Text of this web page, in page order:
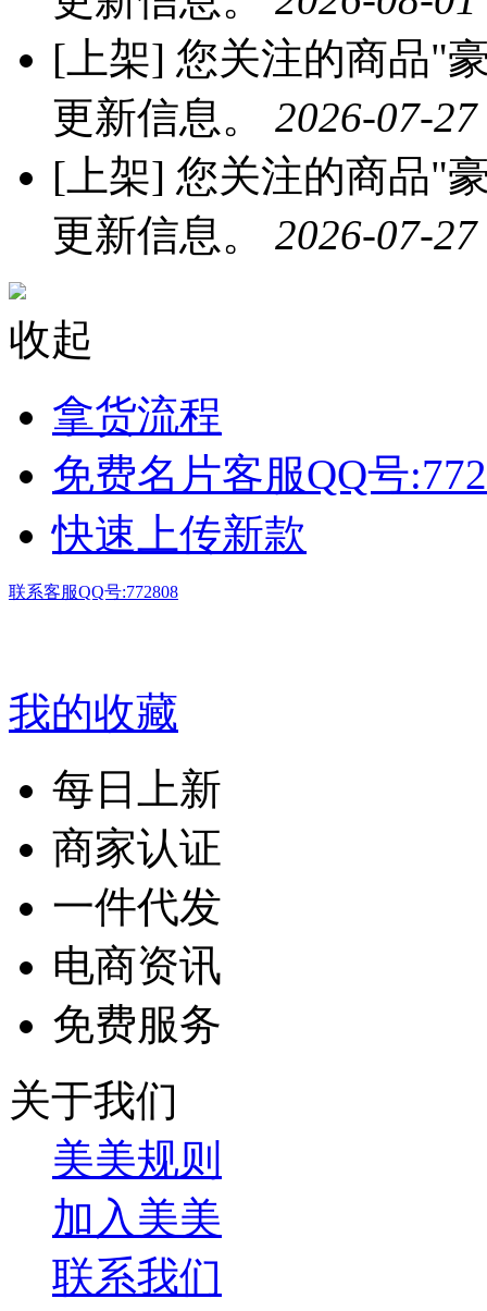
[上架] 您关注的商品"
更新信息。 2026-07-
[上架] 您关注的商品"
更新信息。 2026-07-
收起
拿货流程
免费名片客服QQ号
快速上传新款
联系客服QQ号:772808
我的收藏
每日上新
商家认证
一件代发
电商资讯
免费服务
关于我们
美美规则
加入美美
联系我们